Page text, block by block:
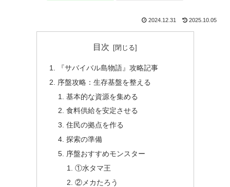
2024.12.31 2025.10.05
目次
『サバイバル島物語』攻略記事
序盤攻略：生存基盤を整える
基本的な資源を集める
食料供給を安定させる
住民の拠点を作る
探索の準備
序盤おすすめモンスター
①水タマ王
②メカたろう